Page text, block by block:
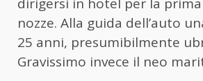
nozze. Alla guida dell’auto
25 anni, presumibilmente
Gravissimo invece il neo